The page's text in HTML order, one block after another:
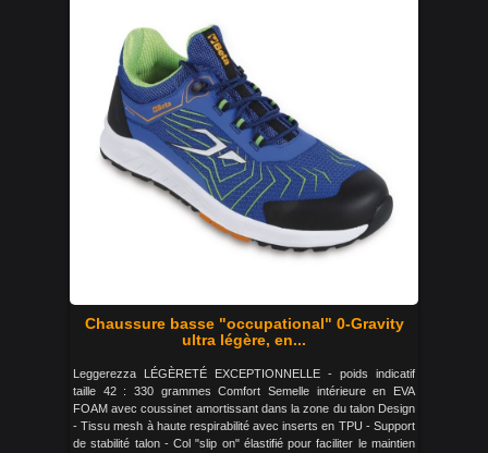
Chaussure basse "occupational" 0-Gravity
ultra légère, en...
Leggerezza LÉGÈRETÉ EXCEPTIONNELLE - poids indicatif
taille 42 : 330 grammes Comfort Semelle intérieure en EVA
FOAM avec coussinet amortissant dans la zone du talon Design
- Tissu mesh à haute respirabilité avec inserts en TPU - Support
de stabilité talon - Col "slip on" élastifié pour faciliter le maintien